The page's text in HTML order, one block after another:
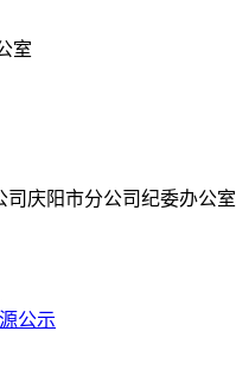
室
司庆阳市分公司纪委办公室
公示